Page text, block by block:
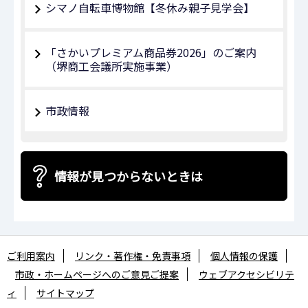
シマノ自転車博物館【冬休み親子見学会】
「さかいプレミアム商品券2026」のご案内
（堺商工会議所実施事業）
市政情報
情報が見つからないときは
ご利用案内 リンク・著作権・免責事項
個人情報の保護
市政・ホームページへのご意見ご提案
ウェブアクセシビリテ
ィ
サイトマップ